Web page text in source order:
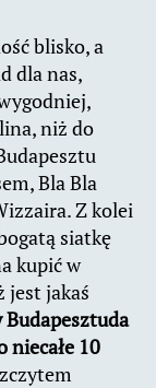
blisko, a
dla nas,
niż do
Bla Bla
Z kolei
siatkę
kupić w
jest jakaś
niecałe 10